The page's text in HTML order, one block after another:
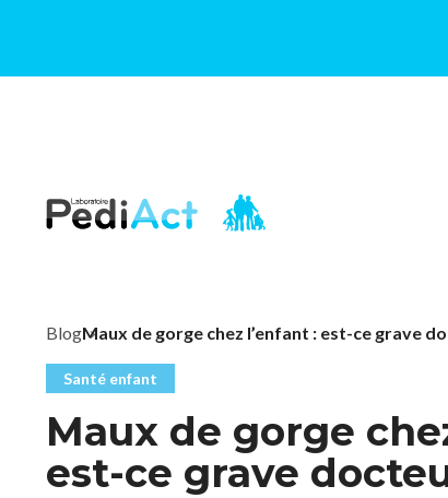
BlogMaux de gorge chez l’enfant : est-ce grave
Santé enfant
Maux de gorge
est-ce grave